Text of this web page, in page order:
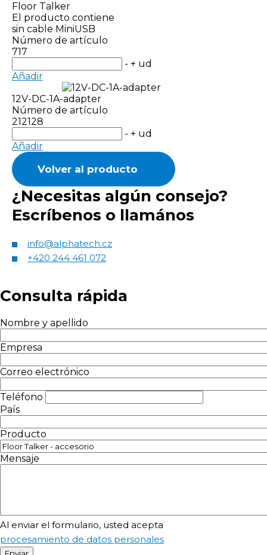
Floor Talker
El producto contiene
sin cable MiniUSB
Número de artículo
717
- + ud
Añadir
12V-DC-1A-adapter
Número de artículo
212128
- + ud
Añadir
Volver al producto
¿Necesitas algún consejo?
Escríbenos o llamános
info@alphatech.cz
+420 244 461 072
Consulta rápida
Nombre y apellido
Empresa
Correo electrónico
Teléfono
País
Producto
Mensaje
Al enviar el formulario, usted acepta
procesamiento de datos personales